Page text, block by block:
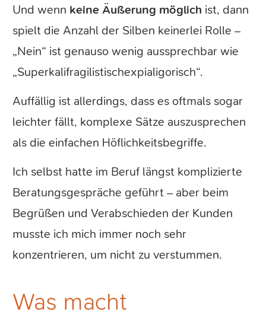
Und wenn keine Äußerung möglich ist, dann
spielt die Anzahl der Silben keinerlei Rolle –
„Nein“ ist genauso wenig aussprechbar wie
„Superkalifragilistischexpialigorisch“.
Auffällig ist allerdings, dass es oftmals sogar
leichter fällt, komplexe Sätze auszusprechen
als die einfachen Höflichkeitsbegriffe.
Ich selbst hatte im Beruf längst komplizierte
Beratungsgespräche geführt – aber beim
Begrüßen und Verabschieden der Kunden
musste ich mich immer noch sehr
konzentrieren, um nicht zu verstummen.
Was macht